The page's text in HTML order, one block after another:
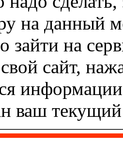
на данный
зайти на
сайт,
ваш